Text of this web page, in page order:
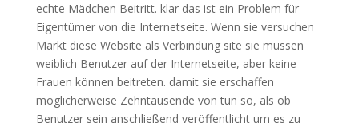
echte Mädchen Beitritt. klar das ist ein Problem für
Eigentümer von die Internetseite. Wenn sie versuchen
Markt diese Website als Verbindung site sie müssen
weiblich Benutzer auf der Internetseite, aber keine
Frauen können beitreten. damit sie erschaffen
möglicherweise Zehntausende von tun so, als ob
Benutzer sein anschließend veröffentlicht um es zu